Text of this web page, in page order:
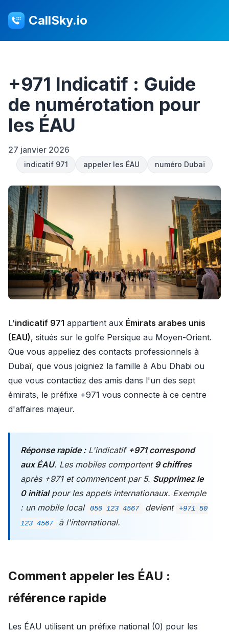
CallSky.io
+971 Indicatif : Guide
de numérotation pour
les ÉAU
27 janvier 2026
indicatif 971 appeler les ÉAU numéro Dubaï
L'indicatif 971 appartient aux Émirats arabes unis
(EAU), situés sur le golfe Persique au Moyen-Orient.
Que vous appeliez des contacts professionnels à
Dubaï, que vous joigniez la famille à Abu Dhabi ou
que vous contactiez des amis dans l'un des sept
émirats, le préfixe +971 vous connecte à ce centre
d'affaires majeur.
Réponse rapide :L'indicatif +971 correspond
aux ÉAU. Les mobiles comportent 9 chiffres
après +971 et commencent par 5. Supprimez le
0 initialpour les appels internationaux. Exemple
: un mobile local 050 123 4567 devient +971 50
123 4567
à l'international.
Comment appeler les ÉAU :
référence rapide
Les ÉAU utilisent un préfixe national (0) pour les